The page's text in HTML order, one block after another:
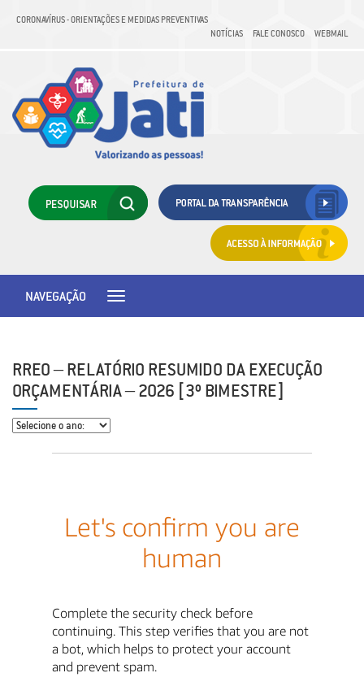
CORONAVÍRUS - ORIENTAÇÕES E MEDIDAS PREVENTIVAS
NOTÍCIAS
FALE CONOSCO WEBMAIL
Toggle
NAVEGAÇÃO
RREO – RELATÓRIO RESUMIDO DA EXECUÇÃO
ORÇAMENTÁRIA – 2026 [3º BIMESTRE]